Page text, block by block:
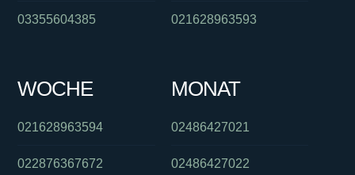
03355604385 021628963593
WOCHE
021628963594
022876367672
MONAT
02486427021
02486427022